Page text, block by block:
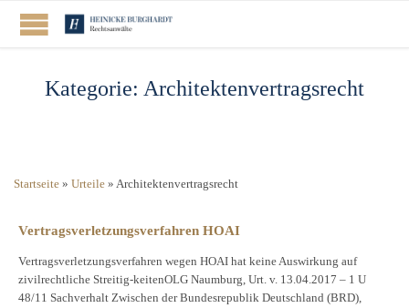
Kategorie: Architektenvertragsrecht
Startseite » Urteile » Architektenvertragsrecht
Vertragsverletzungsverfahren HOAI
Vertragsverletzungsverfahren wegen HOAI hat keine Auswirkung auf
zivilrechtliche Streitig-keitenOLG Naumburg, Urt. v. 13.04.2017 – 1 U
48/11 Sachverhalt Zwischen der Bundesrepublik Deutschland (BRD),